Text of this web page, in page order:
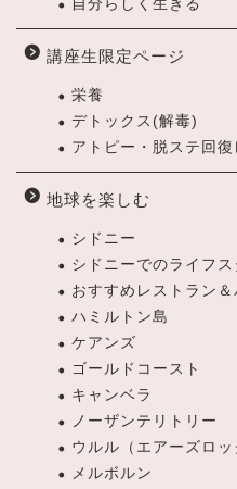
自分らしく生きる
講座生限定ページ
栄養
デトックス(解毒)
アトピー・脱ステ回復
地球を楽しむ
シドニー
シドニーでのライフス
おすすめレストラン＆
ハミルトン島
ケアンズ
ゴールドコースト
キャンベラ
ノーザンテリトリー
ウルル（エアーズロッ
メルボルン